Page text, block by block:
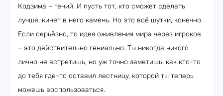
Кодзима – гений. И пусть тот, кто сможет сделать
лучше, кинет в него камень. Но это всё шутки, конечно.
Если серьёзно, то идея оживления мира через игроков
– это действительно гениально. Ты никогда никого
лично не встретишь, но уж точно заметишь, как кто-то
до тебя где-то оставил лестницу, которой ты теперь
можешь воспользоваться.